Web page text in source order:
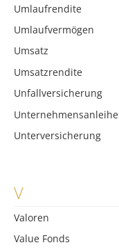
Umlaufrendite
Umlaufvermögen
Umsatz
Umsatzrendite
Unfallversicherung
Unternehmensanleihe
Unterversicherung
V
Valoren
Value Fonds